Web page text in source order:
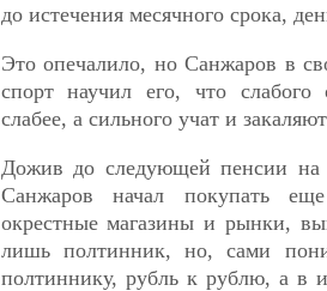
до истечения месячного срока,
Это опечалило, но Санжаров в
спорт научил его, что
слабее, а сильного учат и
Дожив до следующей пенсии на
Санжаров начал покупать
окрестные магазины и рынки,
лишь полтинник, но, сами
полтиннику, рубль к рублю, а в